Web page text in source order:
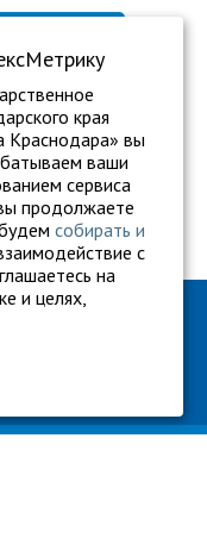
110
края
Краснодара» вы
ваши
сервиса
продолжаете
собирать и
с
на
и целях,